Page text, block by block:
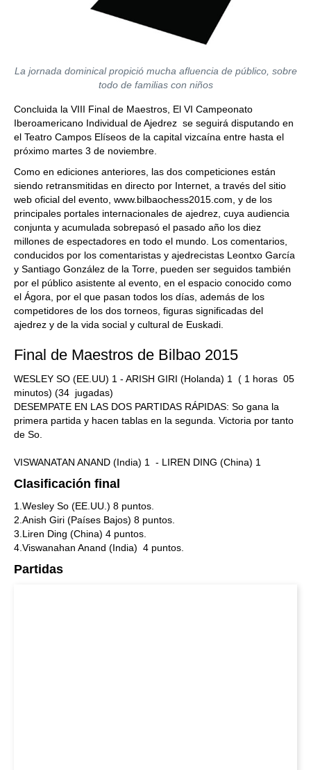
La jornada dominical propició mucha afluencia de público, sobre
todo de familias con niños
Concluida la VIII Final de Maestros, El VI Campeonato
Iberoamericano Individual de Ajedrez se seguirá disputando en
el Teatro Campos Elíseos de la capital vizcaína entre hasta el
próximo martes 3 de noviembre.
Como en ediciones anteriores, las dos competiciones están
siendo retransmitidas en directo por Internet, a través del sitio
web oficial del evento, www.bilbaochess2015.com, y de los
principales portales internacionales de ajedrez, cuya audiencia
conjunta y acumulada sobrepasó el pasado año los diez
millones de espectadores en todo el mundo. Los comentarios,
conducidos por los comentaristas y ajedrecistas Leontxo García
y Santiago González de la Torre, pueden ser seguidos también
por el público asistente al evento, en el espacio conocido como
el Ágora, por el que pasan todos los días, además de los
competidores de los dos torneos, figuras significadas del
ajedrez y de la vida social y cultural de Euskadi.
Final de Maestros de Bilbao 2015
WESLEY SO (EE.UU) 1 - ARISH GIRI (Holanda) 1 ( 1 horas 05
minutos) (34 jugadas)
DESEMPATE EN LAS DOS PARTIDAS RÁPIDAS: So gana la
primera partida y hacen tablas en la segunda. Victoria por tanto
de So.
VISWANATAN ANAND (India) 1 - LIREN DING (China) 1
Clasificación final
1.Wesley So (EE.UU.) 8 puntos.
2.Anish Giri (Países Bajos) 8 puntos.
3.Liren Ding (China) 4 puntos.
4.Viswanahan Anand (India) 4 puntos.
Partidas